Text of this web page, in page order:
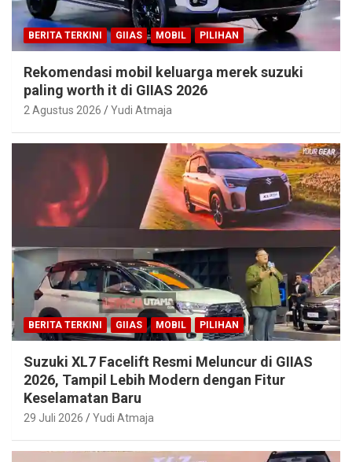
BERITA TERKINI GIIAS MOBIL PILIHAN
Rekomendasi mobil keluarga merek suzuki
paling worth it di GIIAS 2026
2 Agustus 2026 Yudi Atmaja
BERITA TERKINI GIIAS MOBIL PILIHAN
Suzuki XL7 Facelift Resmi Meluncur di GIIAS
2026, Tampil Lebih Modern dengan Fitur
Keselamatan Baru
29 Juli 2026 Yudi Atmaja